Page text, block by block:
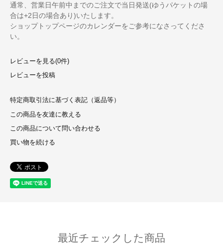
通常、営業日午前中までのご注文で当日発送(ゆうパケットの場
合は+2日の場合あり)いたします。
ショップトップページのカレンダーをご参考になさってくださ
い。
レビューを見る(0件)
レビューを投稿
特定商取引法に基づく表記（返品等）
この商品を友達に教える
この商品について問い合わせる
買い物を続ける
最近チェックした商品